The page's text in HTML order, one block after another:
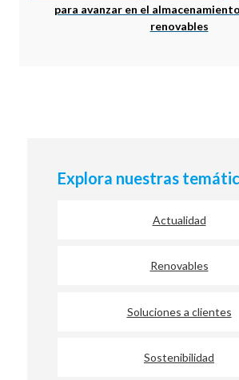
para avanzar en el
renovables
Explora nuestras
Actualidad
Renovables
Soluciones a clientes
Sostenibilidad